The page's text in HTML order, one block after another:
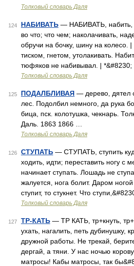
Толковый словарь Даля
124 НАБИВАТЬ — НАБИВАТЬ, набить,
во что; что чем; наколачивать,
обручи на бочку, шину на колесо.
тиском, гнетом, утолакивать.
тюфяков не набивывал. | *&#8230;
Толковый словарь Даля
125 ПОДАЛБЛИВАЯ — дерево, дятел
лес. Подолбил немного, да рука
бица, пск. колотушка, чекнарь.
Даль. 1863 1866 …
Толковый словарь Даля
126 СТУПАТЬ — СТУПАТЬ, ступить
ходить, идти; переставить ногу с
начинает ступать. Лошадь не
жалуется, нога болит. Даром
ступит, то стукнет. Что
Толковый словарь Даля
127 ТР-КАТЬ — ТР КАТЬ, тр+кнуть,
ухать, нагалить, петь дубинушку,
дружной работы. Не трекай,
дергай, а тяни. У нас ночью
матросы! Кабы матросы, так